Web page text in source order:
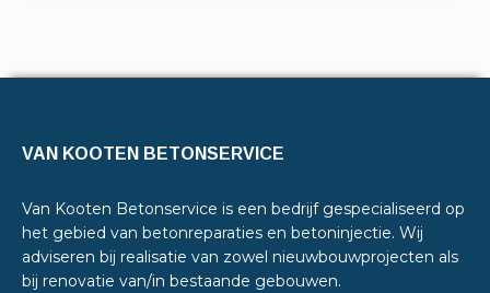
VAN KOOTEN BETONSERVICE
Van Kooten Betonservice is een bedrijf gespecialiseerd op
het gebied van betonreparaties en betoninjectie. Wij
adviseren bij realisatie van zowel nieuwbouwprojecten als
bij renovatie van/in bestaande gebouwen.